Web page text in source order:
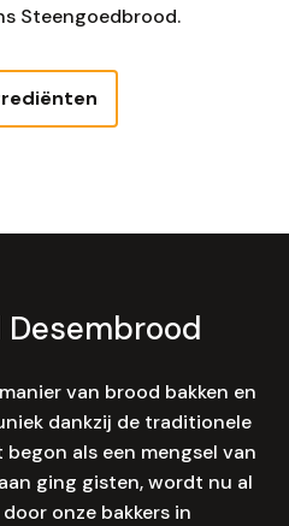
Steengoedbrood.
Desembrood
van brood bakken en
dankzij de traditionele
als een mengsel van
ging gisten, wordt nu al
onze bakkers in